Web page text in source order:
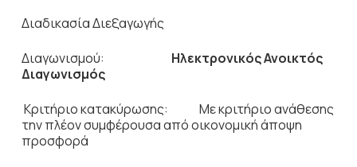
Διαδικασία Διεξαγωγής
Διαγωνισμού: Ηλεκτρονικός Ανοικτός
Διαγωνισμός
Κριτήριο κατακύρωσης: Με κριτήριο ανάθεσης
την πλέον συμφέρουσα από οικονομική άποψη
προσφορά